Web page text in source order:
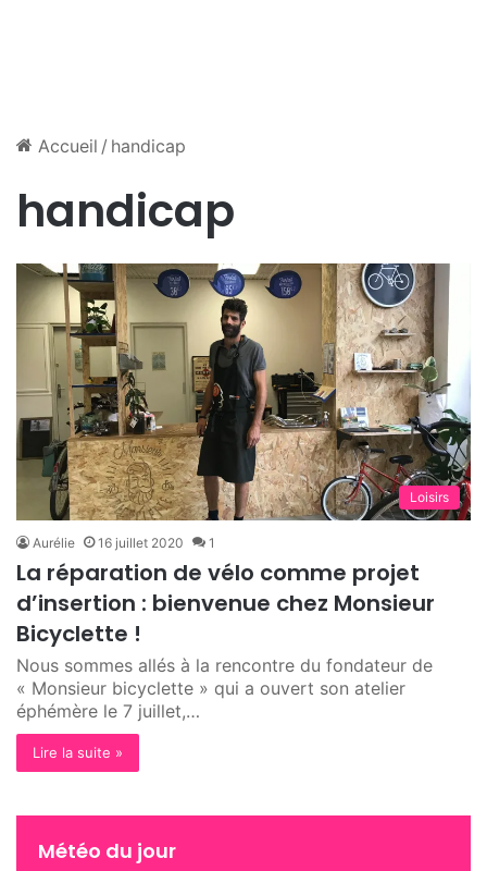
Accueil / handicap
handicap
Loisirs
Aurélie 16 juillet 2020 1
La réparation de vélo comme projet
d’insertion : bienvenue chez Monsieur
Bicyclette !
Nous sommes allés à la rencontre du fondateur de
« Monsieur bicyclette » qui a ouvert son atelier
éphémère le 7 juillet,…
Lire la suite »
Météo du jour